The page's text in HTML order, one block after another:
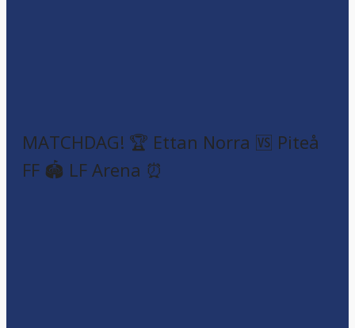
MATCHDAG! 🏆 Ettan Norra 🆚 Piteå
FF 🏟️ LF Arena ⏰